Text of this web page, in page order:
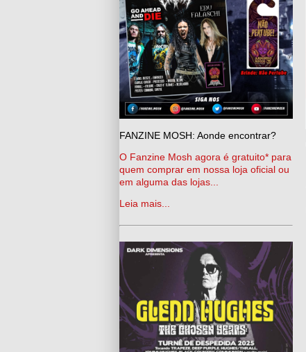
FANZINE MOSH: Aonde encontrar?
O Fanzine Mosh agora é gratuito* para
quem comprar em nossa loja oficial ou
em alguma das lojas...
Leia mais...